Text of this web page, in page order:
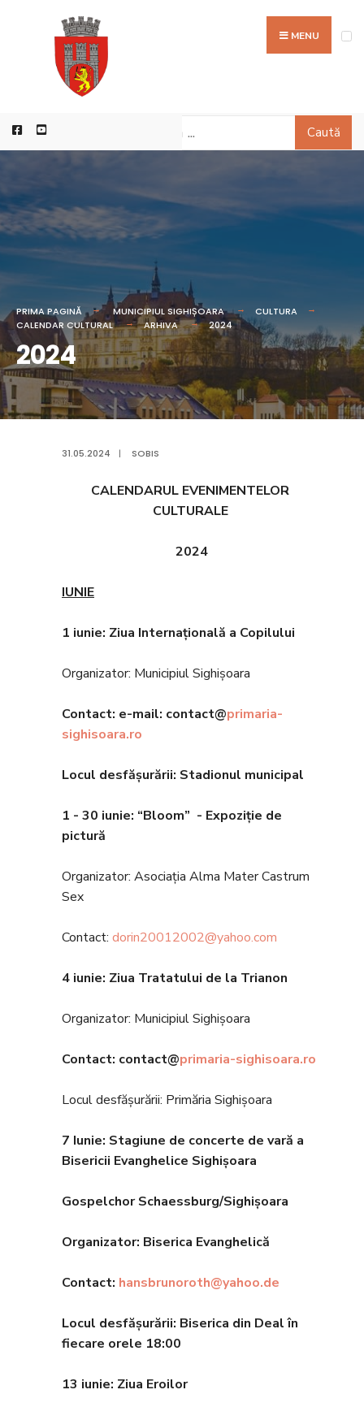
MENU
Caută
PRIMA PAGINĂ MUNICIPIUL SIGHIȘOARA
CULTURA
CALENDAR CULTURAL
ARHIVA 2024
2024
31.05.2024 | SOBIS
CALENDARUL EVENIMENTELOR
CULTURALE
2024
IUNIE
1 iunie: Ziua Internațională a Copilului
Organizator: Municipiul Sighișoara
Contact: e-mail: contact@primaria-
sighisoara.ro
Locul desfășurării: Stadionul municipal
1 - 30 iunie: “Bloom” - Expoziție de
pictură
Organizator: Asociația Alma Mater Castrum
Sex
Contact: dorin20012002@yahoo.com
4 iunie: Ziua Tratatului de la Trianon
Organizator: Municipiul Sighișoara
Contact: contact@primaria-sighisoara.ro
Locul desfășurării: Primăria Sighișoara
7 Iunie: Stagiune de concerte de vară a
Bisericii Evanghelice Sighișoara
Gospelchor Schaessburg/Sighișoara
Organizator: Biserica Evanghelică
Contact: hansbrunoroth@yahoo.de
Locul desfășurării: Biserica din Deal în
fiecare orele 18:00
13 iunie: Ziua Eroilor